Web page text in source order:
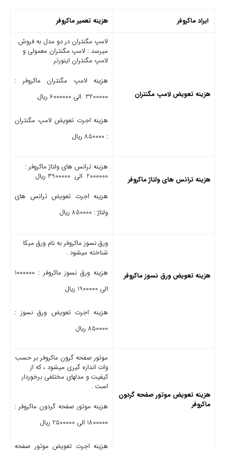
ایراد ماکروفر هزینه تعمیر ماکروفر
هزینه تعویض لامپ مگنتران
لامپ مگنتران در دو مدل به فروش
میرسد : لامپ مگنتران معمولی و
لامپ مگنتران اینورتر
هزینه لامپ مگنتران ماکروفر :
3200000 الی 6000000 ریال
هزینه اجرت تعویض لامپ مگنتران
: 850000 ریال
هزینه ترانس های ولتاژ ماکروفر
هزینه ترانس های ولتاژ ماکروفر :
2000000 الی 3900000 ریال
هزینه اجرت تعویض ترانس های
ولتاژ : 850000 ریال
هزینه تعویض ورق نسوز ماکروفر
ورق نسوز ماکروفر به نام ورق میکا
شناخته میشود .
هزینه ورق نسوز ماکروفر : 1000000
الی 1900000 ریال
هزینه اجرت تعویض ورق نسوز :
850000 ریال
هزینه تعویض موتور صفحه گردون
ماکروفر
موتور صفحه گرون ماکروفر بر حسب
وات اندازه گیری میشود ، که از
کیفیت و مدلهای مختلفی برخوردار
است .
هزینه موتور صفحه گردون ماکروفر :
1800000 الی 2500000 ریال
هزینه اجرت تعویض موتور صفحه